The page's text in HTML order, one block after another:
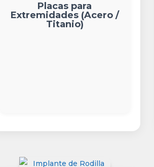
Placas para
Extremidades (Acero /
Titanio)